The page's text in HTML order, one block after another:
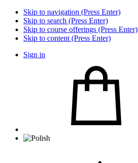
Skip to navigation (Press Enter)
Skip to search (Press Enter)
Skip to course offerings (Press Enter)
Skip to content (Press Enter)
Sign in